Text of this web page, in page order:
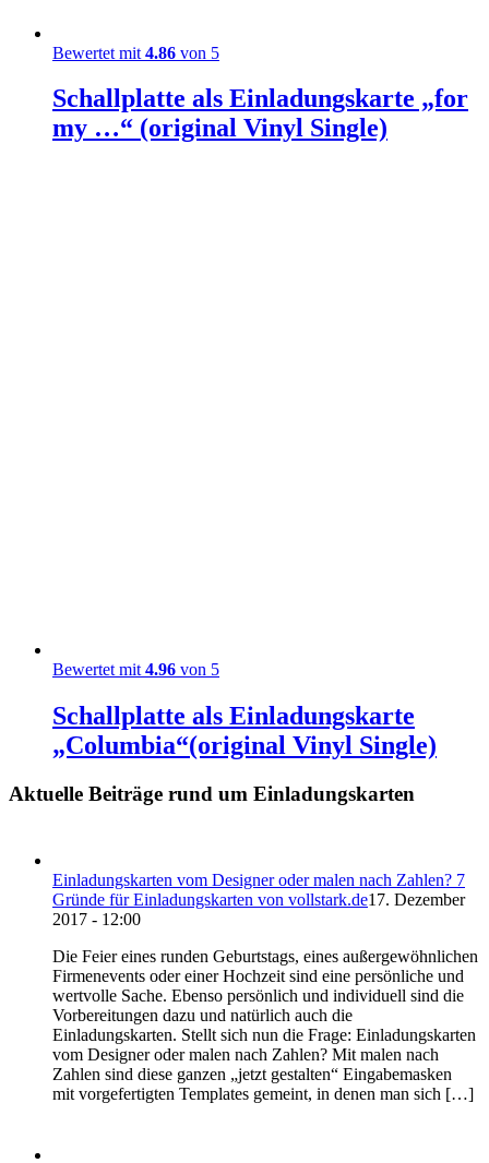
Bewertet mit 4.86 von 5
Schallplatte als Einladungskarte „for
my …“ (original Vinyl Single)
Bewertet mit 4.96 von 5
Schallplatte als Einladungskarte
„Columbia“(original Vinyl Single)
Aktuelle Beiträge rund um Einladungskarten
Einladungskarten vom Designer oder malen nach Zahlen? 7
Gründe für Einladungskarten von vollstark.de17. Dezember
2017 - 12:00
Die Feier eines runden Geburtstags, eines außergewöhnlichen
Firmenevents oder einer Hochzeit sind eine persönliche und
wertvolle Sache. Ebenso persönlich und individuell sind die
Vorbereitungen dazu und natürlich auch die
Einladungskarten. Stellt sich nun die Frage: Einladungskarten
vom Designer oder malen nach Zahlen? Mit malen nach
Zahlen sind diese ganzen „jetzt gestalten“ Eingabemasken
mit vorgefertigten Templates gemeint, in denen man sich […]